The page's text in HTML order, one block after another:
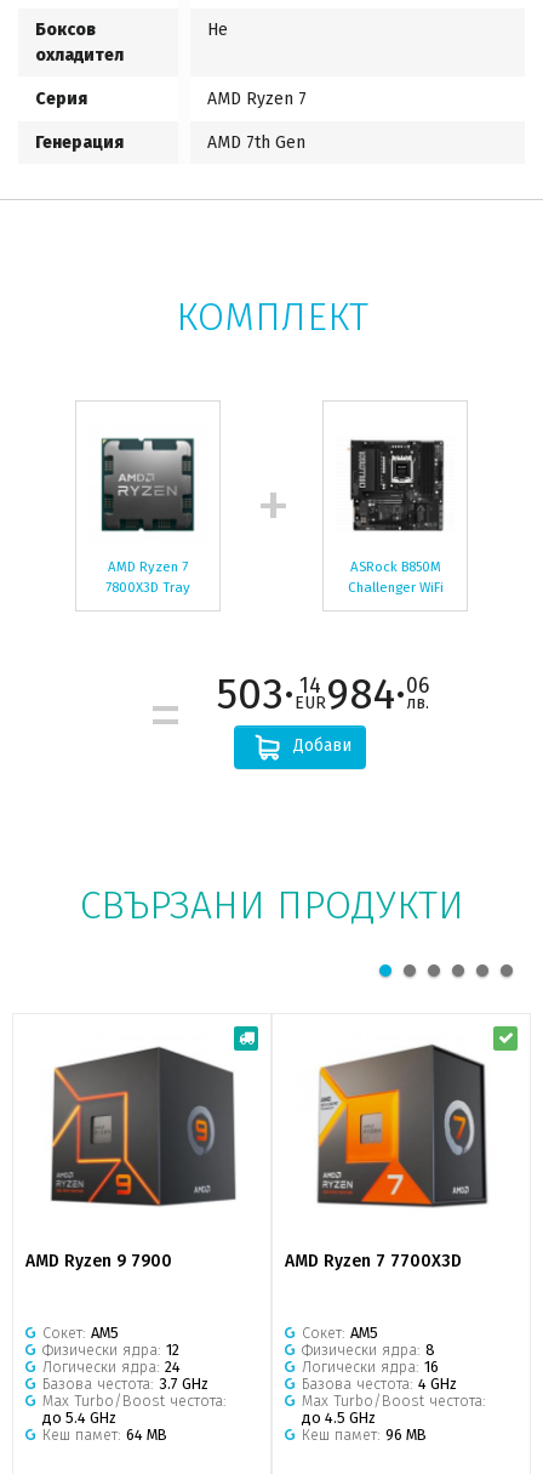
Боксов
охладител
Не
Серия AMD Ryzen 7
Генерация AMD 7th Gen
КОМПЛЕКТ
AMD Ryzen 7
7800X3D Tray
ASRock B850M
Challenger WiFi
503· 14
EUR984·06
лв.
Добави
СВЪРЗАНИ ПРОДУКТИ
AMD Ryzen 9 7900
Сокет: АМ5
Физически ядра: 12
Логически ядра: 24
Базова честота: 3.7 GHz
Max Turbo/Boost честота:
до 5.4 GHz
Кеш памет: 64 MB
AMD Ryzen 7 7700X3D
Сокет: АМ5
Физически ядра: 8
Логически ядра: 16
Базова честота: 4 GHz
Max Turbo/Boost честота:
до 4.5 GHz
Кеш памет: 96 MB